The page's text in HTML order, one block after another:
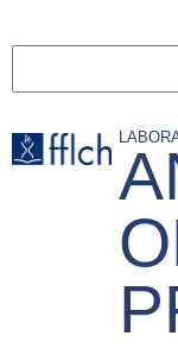
para
principal